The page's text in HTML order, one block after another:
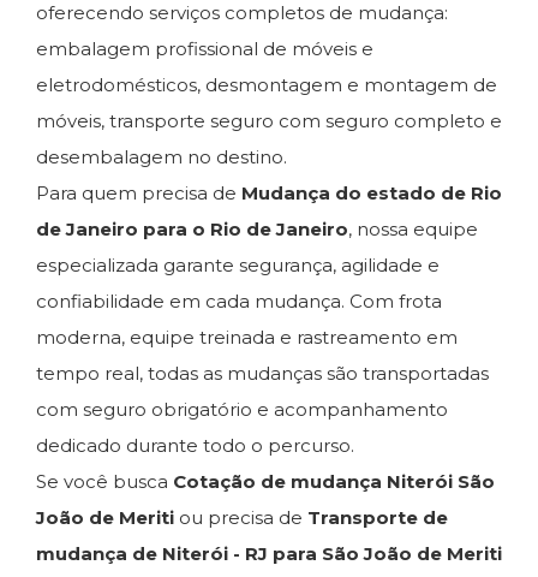
oferecendo serviços completos de mudança:
embalagem profissional de móveis e
eletrodomésticos, desmontagem e montagem de
móveis, transporte seguro com seguro completo e
desembalagem no destino.
Para quem precisa de Mudança do estado de Rio
de Janeiro para o Rio de Janeiro, nossa equipe
especializada garante segurança, agilidade e
confiabilidade em cada mudança. Com frota
moderna, equipe treinada e rastreamento em
tempo real, todas as mudanças são transportadas
com seguro obrigatório e acompanhamento
dedicado durante todo o percurso.
Se você busca Cotação de mudança Niterói São
João de Meriti ou precisa de Transporte de
mudança de Niterói - RJ para São João de Meriti